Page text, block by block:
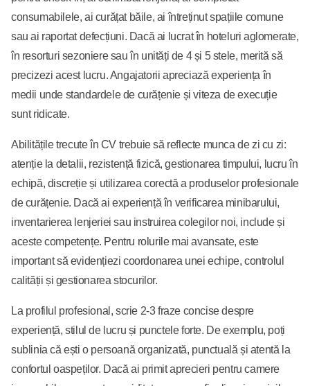
consumabilele, ai curățat băile, ai întreținut spațiile comune
sau ai raportat defecțiuni. Dacă ai lucrat în hoteluri aglomerate,
în resorturi sezoniere sau în unități de 4 și 5 stele, merită să
precizezi acest lucru. Angajatorii apreciază experiența în
medii unde standardele de curățenie și viteza de execuție
sunt ridicate.
Abilitățile trecute în CV trebuie să reflecte munca de zi cu zi:
atenție la detalii, rezistență fizică, gestionarea timpului, lucru în
echipă, discreție și utilizarea corectă a produselor profesionale
de curățenie. Dacă ai experiență în verificarea minibarului,
inventarierea lenjeriei sau instruirea colegilor noi, include și
aceste competențe. Pentru rolurile mai avansate, este
important să evidențiezi coordonarea unei echipe, controlul
calității și gestionarea stocurilor.
La profilul profesional, scrie 2-3 fraze concise despre
experiență, stilul de lucru și punctele forte. De exemplu, poți
sublinia că ești o persoană organizată, punctuală și atentă la
confortul oaspeților. Dacă ai primit aprecieri pentru camere